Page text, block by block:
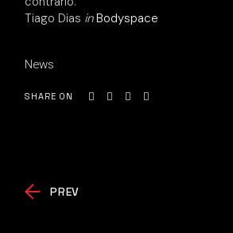
Tiago Dias in Bodyspace
News
SHARE ON
PREV